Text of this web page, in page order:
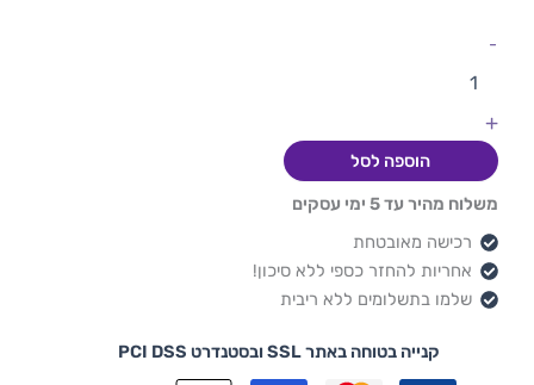
-
+
הוספה לסל
משלוח מהיר עד 5 ימי עסקים
רכישה מאובטחת
אחריות להחזר כספי ללא סיכון!
שלמו בתשלומים ללא ריבית
קנייה בטוחה באתר SSL ובסטנדרט PCI DSS